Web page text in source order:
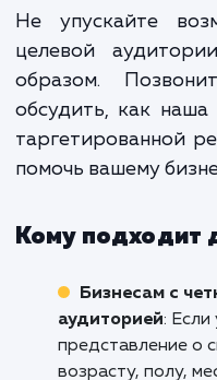
улучшать
рекламных
прозрачность
ключевыми
успешного
отчеты о
кампаний,
курсе, как